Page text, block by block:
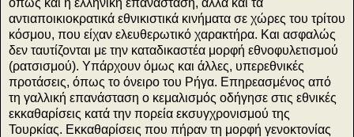
αντιαποικιοκρατικά εθνικιστικά κινήματα σε χώρες του τρίτου
κόσμου, που είχαν ελευθερωτικό χαρακτήρα. Και ασφαλώς
δεν ταυτίζονται με την καταδικαστέα μορφή εθνοφυλετισμού
(ρατσισμού). Υπάρχουν όμως και άλλες, υπερεθνικές
προτάσεις, όπως το όνειρο του Ρήγα. Επηρεασμένος από
τη γαλλική επανάσταση ο κεμαλισμός οδήγησε στις εθνικές
εκκαθαρίσεις κατά την πορεία εκσυγχρονισμού της
Τουρκίας. Εκκαθαρίσεις που πήραν τη μορφή γενοκτονίας